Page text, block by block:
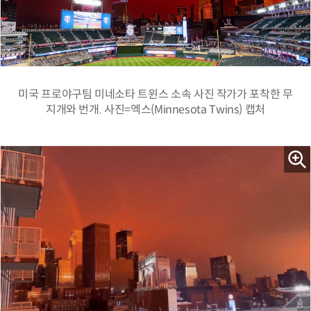
미국 프로야구팀 미네소타 트윈스 소속 사진 작가가 포착한 무
지개와 번개. 사진=엑스(Minnesota Twins) 캡처